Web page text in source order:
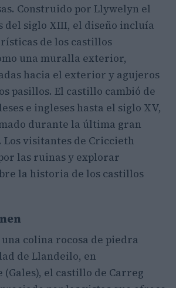
Construido por Llywelyn el
del siglo XIII, el diseño incluía
de los castillos
una muralla exterior,
hacia el exterior y agujeros
pasillos. El castillo cambió de
e ingleses hasta el siglo XV,
durante la última gran
Los visitantes de Criccieth
las ruinas y explorar
la historia de los castillos
colina rocosa de piedra
de Llandeilo, en
el castillo de Carreg